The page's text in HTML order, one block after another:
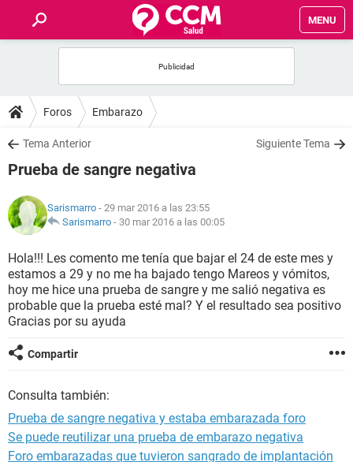
MENU
FOROS
SALUD
NUTRICIÓN
BIENESTAR
SEXUALIDAD
GLOSARIO
Foros Embarazo
Tema Anterior Siguiente Tema
Prueba de sangre negativa
Sarismarro - 29 mar 2016 a las 23:55
Sarismarro - 30 mar 2016 a las 00:05
Hola!!! Les comento me tenía que bajar el 24 de este mes y
estamos a 29 y no me ha bajado tengo Mareos y vómitos,
hoy me hice una prueba de sangre y me salió negativa es
probable que la prueba esté mal? Y el resultado sea positivo
Gracias por su ayuda
Compartir
Consulta también:
Prueba de sangre negativa y estaba embarazada foro
Se puede reutilizar una prueba de embarazo negativa
Foro embarazadas que tuvieron sangrado de implantación